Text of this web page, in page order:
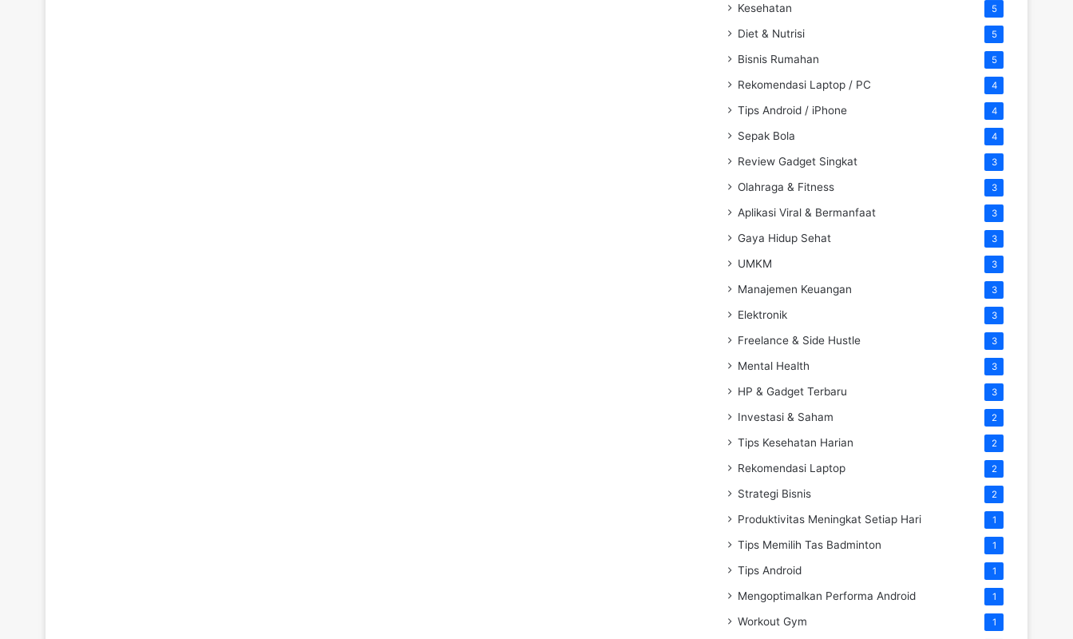
Kesehatan 5
Diet & Nutrisi 5
Bisnis Rumahan 5
Rekomendasi Laptop / PC 4
Tips Android / iPhone 4
Sepak Bola 4
Review Gadget Singkat 3
Olahraga & Fitness 3
Aplikasi Viral & Bermanfaat 3
Gaya Hidup Sehat 3
UMKM 3
Manajemen Keuangan 3
Elektronik 3
Freelance & Side Hustle 3
Mental Health 3
HP & Gadget Terbaru 3
Investasi & Saham 2
Tips Kesehatan Harian 2
Rekomendasi Laptop 2
Strategi Bisnis 2
Produktivitas Meningkat Setiap Hari 1
Tips Memilih Tas Badminton 1
Tips Android 1
Mengoptimalkan Performa Android 1
Workout Gym 1